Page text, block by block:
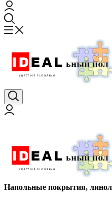
Напольные покрытия,